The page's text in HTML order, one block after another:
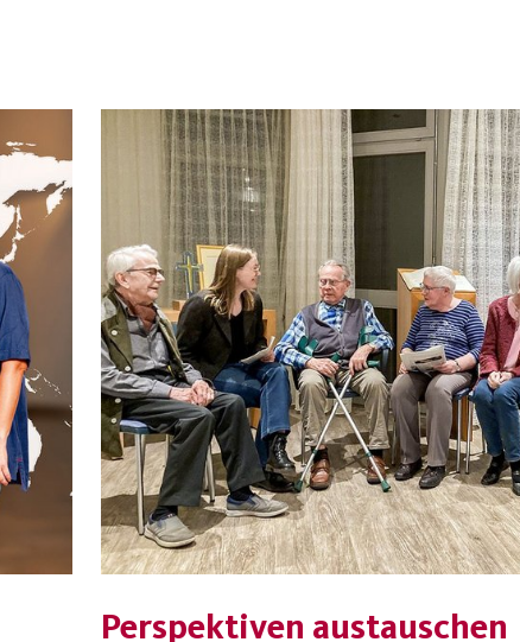
Perspektiven austauschen